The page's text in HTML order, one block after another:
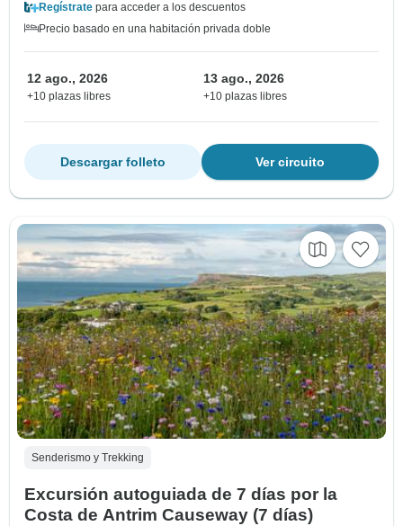
Regístrate para acceder a los descuentos
Precio basado en una habitación privada doble
12 ago., 2026
+10 plazas libres
13 ago., 2026
+10 plazas libres
Ver circuito
Descargar folleto
Senderismo y Trekking
Excursión autoguiada de 7 días por la
Costa de Antrim Causeway (7 días)